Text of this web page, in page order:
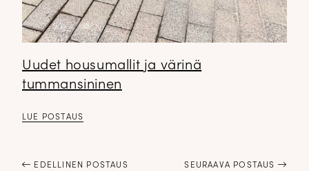
Uudet housumallit ja värinä
tummansininen
LUE POSTAUS
EDELLINEN POSTAUS SEURAAVA POSTAUS